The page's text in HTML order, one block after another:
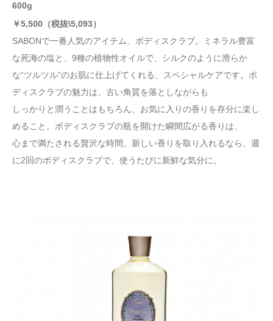
600g
￥5,500 （税抜\5,093）
SABONで一番人気のアイテム、ボディスクラブ。ミネラル豊富
な死海の塩と、9種の植物性オイルで、シルクのように滑らか
な“ツルツル”のお肌に仕上げてくれる、スペシャルケアです。ボ
ディスクラブの魅力は、古い角質を落としながらも
しっかりと潤うことはもちろん、お気に入りの香りを存分に楽し
めること。ボディスクラブの瓶を開けた瞬間広がる香りは、
心まで満たされる贅沢な時間。新しい香りを取り入れるなら、週
に2回のボディスクラブで、使うたびに新鮮な気分に。